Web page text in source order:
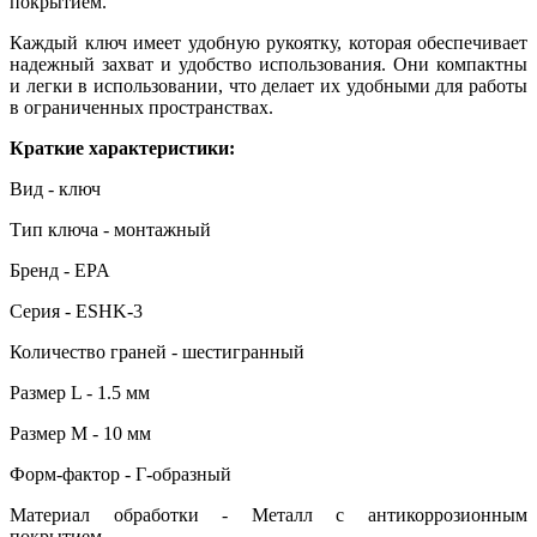
Каждый ключ имеет удобную рукоятку, которая обеспечивает
надежный захват и удобство использования. Они компактны
и легки в использовании, что делает их удобными для работы
в ограниченных пространствах.
Краткие характеристики:
Вид - ключ
Тип ключа - монтажный
Бренд - EPA
Серия - ESHK-3
Количество граней - шестигранный
Размер L - 1.5 мм
Размер M - 10 мм
Форм-фактор - Г-образный
Материал обработки - Металл с антикоррозионным